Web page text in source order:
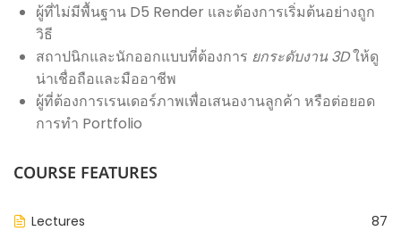
ผู้ที่ไม่มีพื้นฐาน D5 Render และต้องการเริ่มต้นอย่างถูก
วิธี
สถาปนิกและนักออกแบบที่ต้องการ ยกระดับงาน 3Dให้ดู
น่าเชื่อถือและมืออาชีพ
ผู้ที่ต้องการเรนเดอร์ภาพเพื่อเสนองานลูกค้า หรือต่อยอด
การทำ Portfolio
COURSE FEATURES
Lectures 87